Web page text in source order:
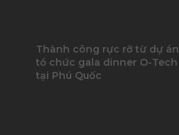
Thành công rực rỡ từ dự án
tổ chức gala dinner O-Tech
tại Phú Quốc